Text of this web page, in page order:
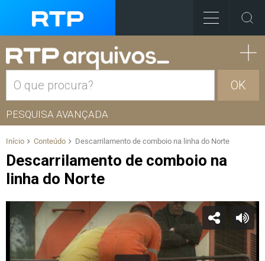
OK
PESQUISA AVANÇADA
Início Conteúdo Descarrilamento de comboio na linha do Norte
Descarrilamento de comboio na
linha do Norte